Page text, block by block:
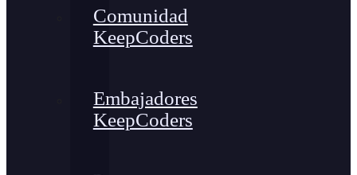
Comunidad
KeepCoders
Embajadores
KeepCoders